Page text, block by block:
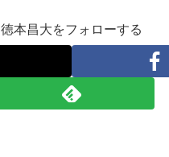
徳本昌大をフォローする